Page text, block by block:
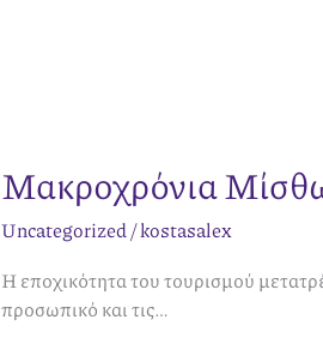
Μακροχρόνια
Uncategorized /kostasalex
Η εποχικότητα του τουρισμού
προσωπικό και τις…